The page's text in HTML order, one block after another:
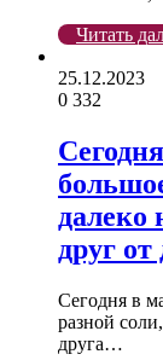
Читать
25.12.2023
0 332
далеко
друг
Сегодня в
разной
друга…